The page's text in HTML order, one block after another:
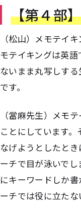
【第４部
（松山）メモテイ
モテイキングは英
ないまま丸写しす
です。
（當麻先生）メモ
ことにしています
なげようとしたと
ーチで目が泳いで
にキーワードしか
ーチでは役に立たな